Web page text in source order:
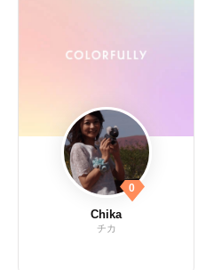
0
Chika
チカ